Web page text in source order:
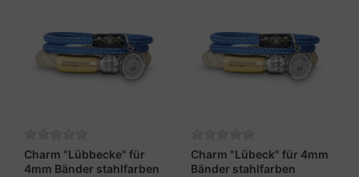
Charm "Lübbecke" für
4mm Bänder stahlfarben
Charm "Lübeck" für 4mm
Bänder stahlfarben